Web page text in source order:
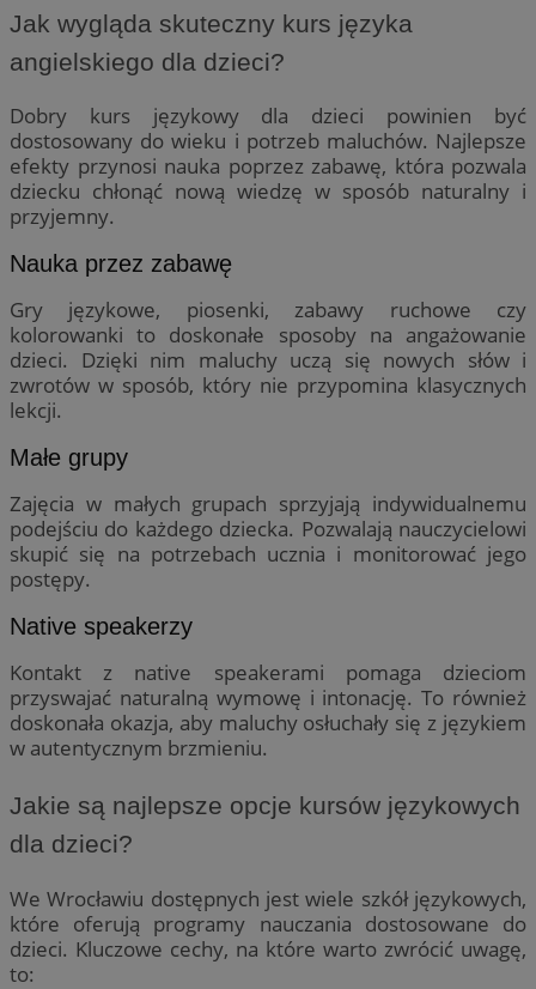
Jak wygląda skuteczny kurs języka
angielskiego dla dzieci?
Dobry kurs językowy dla dzieci powinien być
dostosowany do wieku i potrzeb maluchów. Najlepsze
efekty przynosi nauka poprzez zabawę, która pozwala
dziecku chłonąć nową wiedzę w sposób naturalny i
przyjemny.
Nauka przez zabawę
Gry językowe, piosenki, zabawy ruchowe czy
kolorowanki to doskonałe sposoby na angażowanie
dzieci. Dzięki nim maluchy uczą się nowych słów i
zwrotów w sposób, który nie przypomina klasycznych
lekcji.
Małe grupy
Zajęcia w małych grupach sprzyjają indywidualnemu
podejściu do każdego dziecka. Pozwalają nauczycielowi
skupić się na potrzebach ucznia i monitorować jego
postępy.
Native speakerzy
Kontakt z native speakerami pomaga dzieciom
przyswajać naturalną wymowę i intonację. To również
doskonała okazja, aby maluchy osłuchały się z językiem
w autentycznym brzmieniu.
Jakie są najlepsze opcje kursów językowych
dla dzieci?
We Wrocławiu dostępnych jest wiele szkół językowych,
które oferują programy nauczania dostosowane do
dzieci. Kluczowe cechy, na które warto zwrócić uwagę,
to: